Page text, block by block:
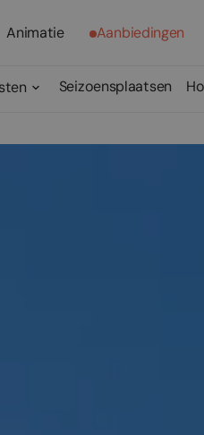
Animatie Aanbiedingen
Seizoensplaatsen